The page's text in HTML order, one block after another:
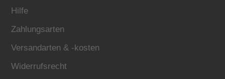
Hilfe
Zahlungsarten
Versandarten & -kosten
Widerrufsrecht